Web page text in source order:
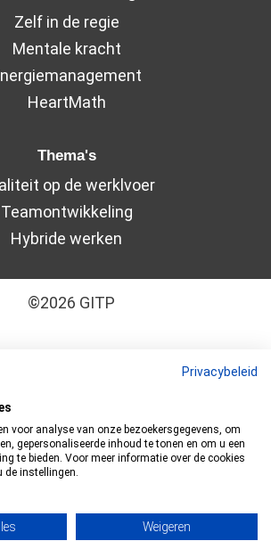
Zelf in de regie
Mentale kracht
HeartMath
Thema's
op de werklvoer
Teamontwikkeling
Hybride werken
©2026 GITP
9001:2015 en ISO 27001:2022
gecertificeerd
Privacybeleid
voor analyse van onze bezoekersgegevens, om
gepersonaliseerde inhoud te tonen en om u een
te bieden. Voor meer informatie over de cookies
de instellingen.
Weigeren